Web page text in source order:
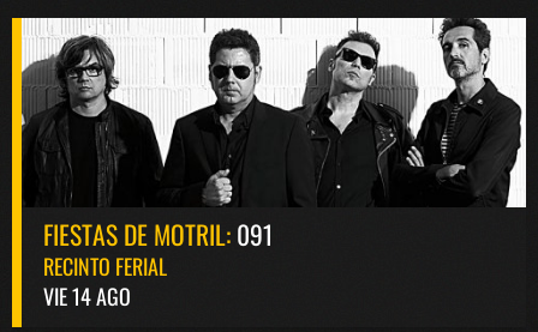
FIESTAS DE MOTRIL:091
RECINTO FERIAL
VIE 14 AGO